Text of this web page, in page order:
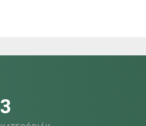
3